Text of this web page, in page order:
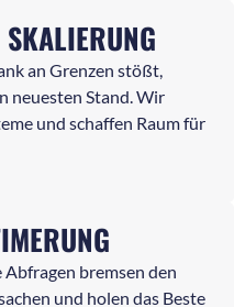
an Grenzen stößt,
neuesten Stand. Wir
und schaffen Raum für
Abfragen bremsen den
und holen das Beste